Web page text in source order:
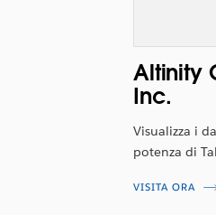
Altinity
Inc.
Visualizza i
potenza di
VISITA ORA